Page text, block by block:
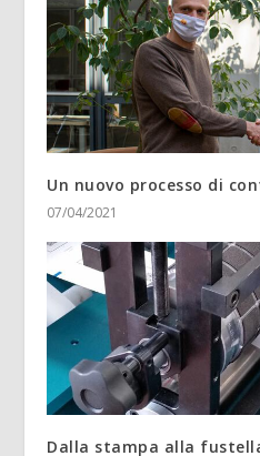
Un nuovo processo di
07/04/2021
Dalla stampa alla